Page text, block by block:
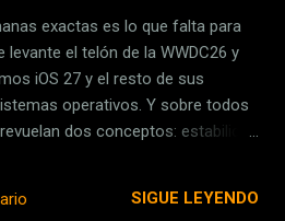
verano, además de ofrecer
interesantes. Eso está genial,
son otras formas de ahorrar?
es comparar precios en
comercios: Apple Store , Amazon,
reacondicionados. Y muchos no
exactas es lo que falta para
levante el telón de la WWDC26 y
iOS 27 y el resto de sus
operativos. Y sobre todos
dos conceptos: estabilidad
Precisamente sobre eso último
SIGUE LEYENDO